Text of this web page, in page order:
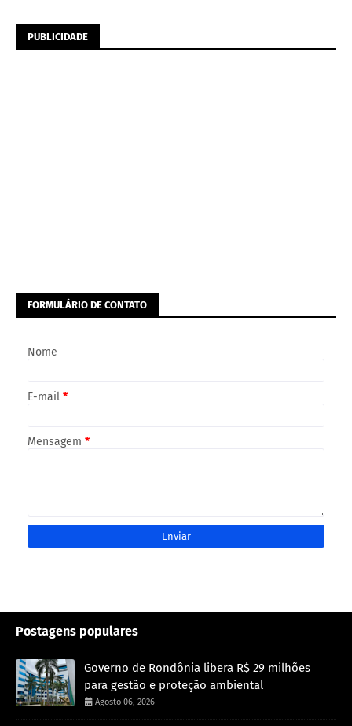
PUBLICIDADE
FORMULÁRIO DE CONTATO
Nome
E-mail *
Mensagem *
Postagens populares
Governo de Rondônia libera R$ 29 milhões
para gestão e proteção ambiental
Agosto 06, 2026